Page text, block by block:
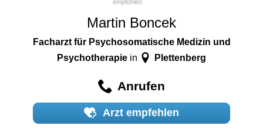
Martin Boncek
Facharzt für Psychosomatische Medizin und
Psychotherapiein Plettenberg
Anrufen
Arzt empfehlen